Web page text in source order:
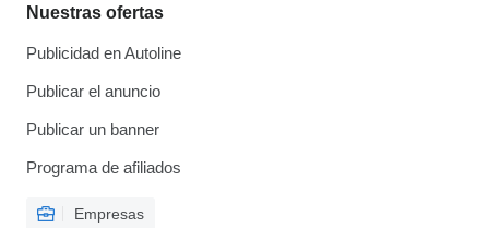
Nuestras ofertas
Publicidad en Autoline
Publicar el anuncio
Publicar un banner
Programa de afiliados
Empresas